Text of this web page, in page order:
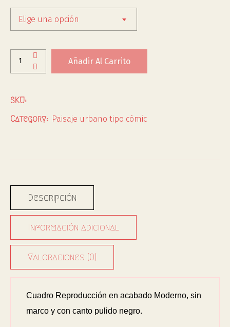
Elige una opción
Añadir Al Carrito
SKU:
Category: Paisaje urbano tipo cómic
Descripción
Información adicional
Valoraciones (0)
Cuadro Reproducción en acabado Moderno, sin
marco y con canto pulido negro.